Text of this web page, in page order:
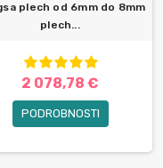
plech od 6mm do 8mm
plech...
2 078,78 €
PODROBNOSTI